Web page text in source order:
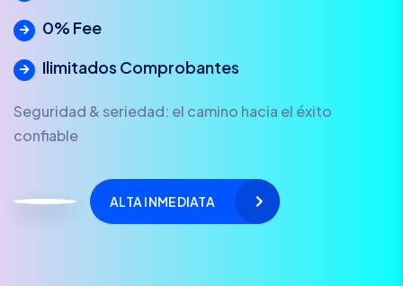
0% Fee
Ilimitados Comprobantes
Seguridad & seriedad: el camino hacia el éxito
confiable
ALTA INMEDIATA